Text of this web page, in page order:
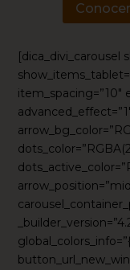
[dica_divi_carousel
item_spacing=”10″